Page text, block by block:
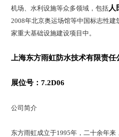
机场、水利设施等众多领域，包括 人
2008年北京奥运场馆等中国标志性建
家重大基础设施建设项目中。
上海东方雨虹防水技术有限责任
展位号：7.2D06
公司简介
东方雨虹成立于1995年，二十余年